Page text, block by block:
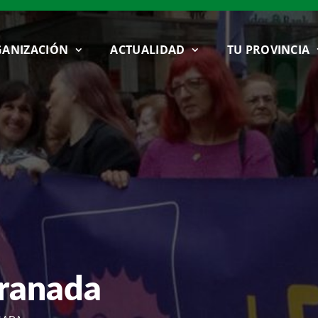
ACTUALIDAD TU PROVINCIA